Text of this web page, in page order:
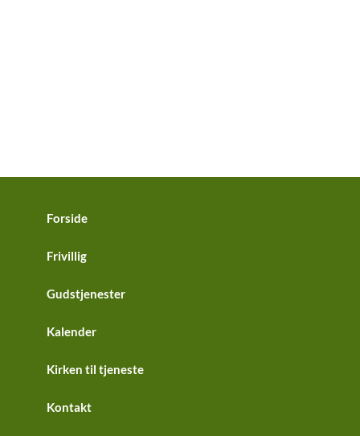
Forside
Frivillig
Gudstjenester
Kalender
Kirken til tjeneste
Kontakt